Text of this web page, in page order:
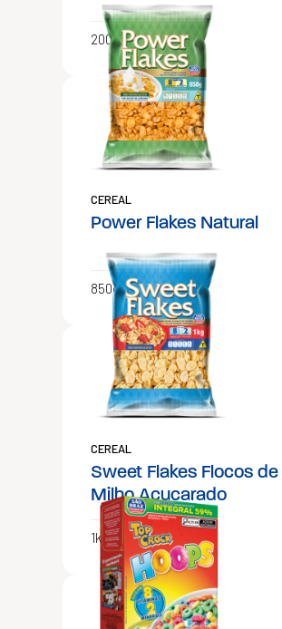
200g e 500g
CEREAL
Power Flakes Natural
850g
CEREAL
Sweet Flakes Flocos de
Milho Açucarado
1kg